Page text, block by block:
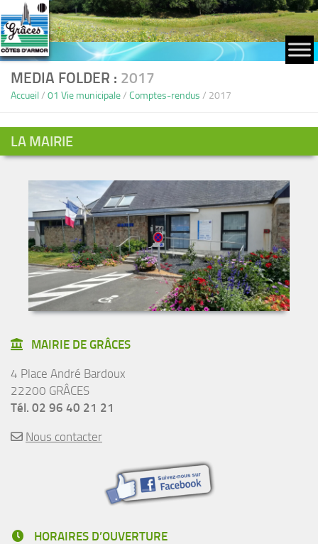
Skip to content
MEDIA FOLDER : 2017
Accueil / 01 Vie municipale / Comptes-rendus / 2017
LA MAIRIE
MAIRIE DE GRÂCES
4 Place André Bardoux
22200 GRÂCES
Tél. 02 96 40 21 21
Nous contacter
HORAIRES D’OUVERTURE